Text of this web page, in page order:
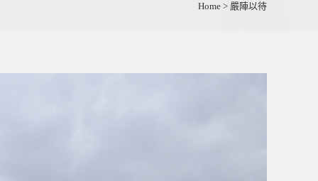
Home > 嚴陣以待